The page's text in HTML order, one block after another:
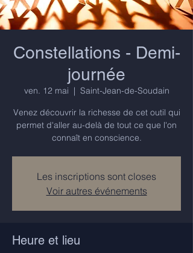
Constellations - Demi-
journée
ven. 12 mai
  |
Saint-Jean-de-Soudain
Venez découvrir la richesse de cet outil qui
permet d'aller au-delà de tout ce que l'on
connaît en conscience.
Les inscriptions sont closes
Voir autres événements
Heure et lieu